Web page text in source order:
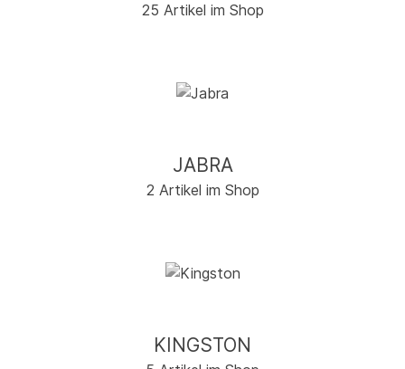
25 Artikel im Shop
JABRA
2 Artikel im Shop
KINGSTON